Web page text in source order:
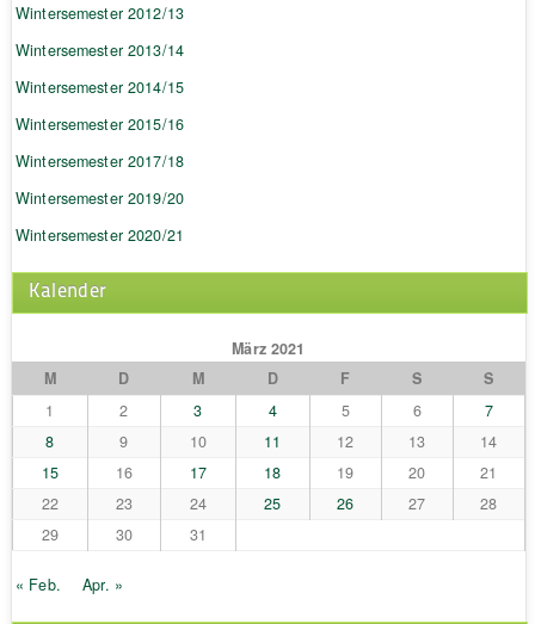
Wintersemester 2012/13
Wintersemester 2013/14
Wintersemester 2014/15
Wintersemester 2015/16
Wintersemester 2017/18
Wintersemester 2019/20
Wintersemester 2020/21
Kalender
März 2021
M
D M D F S
S
1
2 3 4 5 6
7
8
9 10 11 12 13
14
15
16 17 18 19 20
21
22
23 24 25 26 27
28
29
30 31
« Feb. Apr. »